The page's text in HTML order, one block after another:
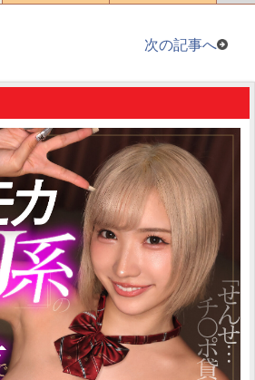
次の記事へ